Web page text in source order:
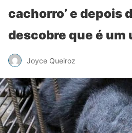
cachorro’ e depois
descobre que é um
Joyce Queiroz